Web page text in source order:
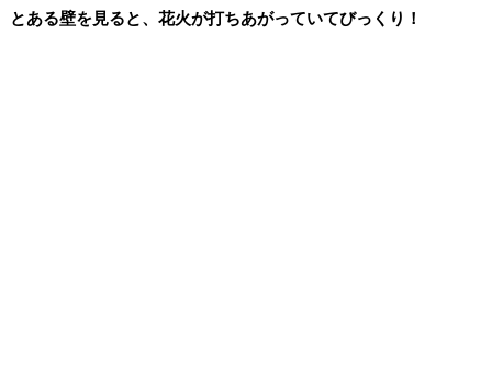
とある壁を見ると、花火が打ちあがっていてびっくり！